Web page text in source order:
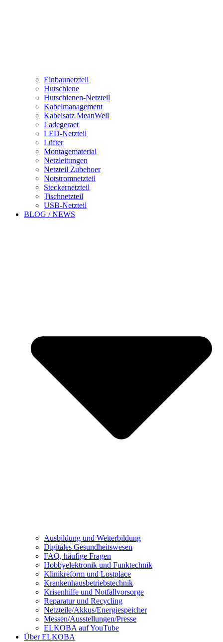
Einbaunetzteil
Hutschiene
Hutschienen-Netzteil
Kabelmanagement
Kabelsatz MeanWell
Ladegeraet
LED-Netzteil
Lüfter
Montagematerial
Netzleitungen
Netzteil Zubehoer
Notstromnetzteil
Steckernetzteil
Tischnetzteil
USB-Netzteil
BLOG / NEWS
Ausbildung und Weiterbildung
Digitales Gesundheitswesen
FAQ, häufige Fragen
Hobbyelektronik und Funktechnik
Klinikreform und Lostplace
Krankenhausbetriebstechnik
Krisenhilfe und Notfallvorsorge
Reparatur und Recycling
Netzteile/Akkus/Energiespeicher
Messen/Ausstellungen/Presse
ELKOBA auf YouTube
Über ELKOBA